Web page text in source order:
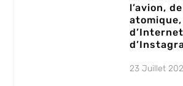
l’avion,
atomique,
23 Juillet